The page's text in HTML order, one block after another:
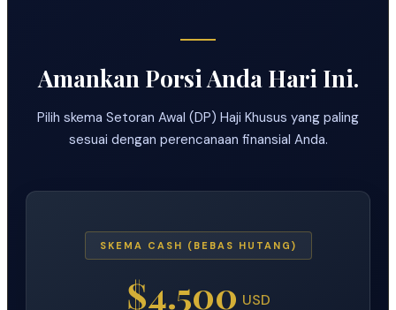
Amankan Porsi Anda Hari Ini.
Pilih skema Setoran Awal (DP) Haji Khusus yang paling
sesuai dengan perencanaan finansial Anda.
SKEMA CASH (BEBAS HUTANG)
$4.500 USD